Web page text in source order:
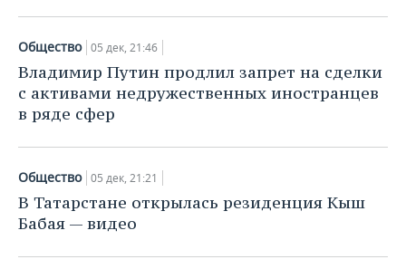
Общество 05 дек, 21:46
Владимир Путин продлил запрет на сделки
с активами недружественных иностранцев
в ряде сфер
Общество 05 дек, 21:21
В Татарстане открылась резиденция Кыш
Бабая — видео